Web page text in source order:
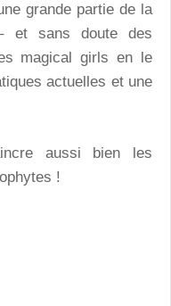
grande partie de la
et sans doute des
magical girls en le
actuelles et une
aussi bien les
!